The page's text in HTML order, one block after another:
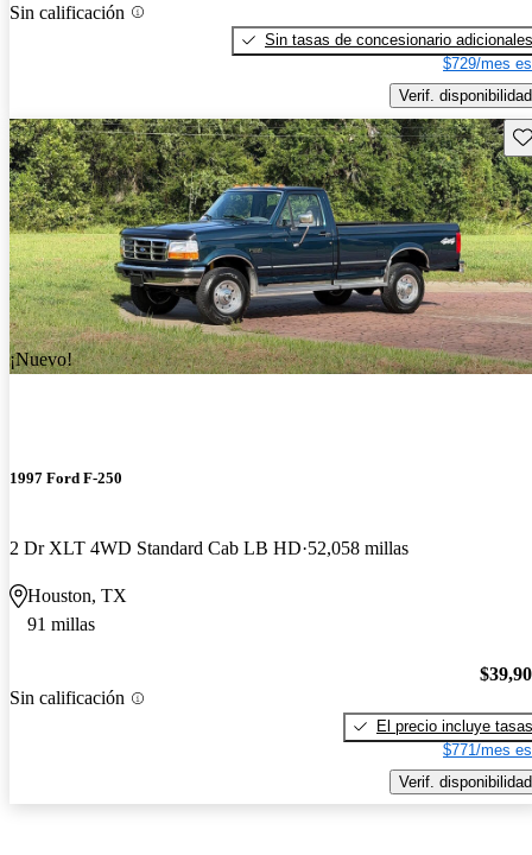
Sin calificación
Sin tasas de concesionario adicionales
$729/mes
Verif. disponibilidad
¡Nuevo!
1997 Ford F-250
2 Dr XLT 4WD Standard Cab LB HD 52,058 millas
Houston, TX
91 millas
Sin calificación
El precio incluye tasas
$771/mes
Verif. disponibilidad